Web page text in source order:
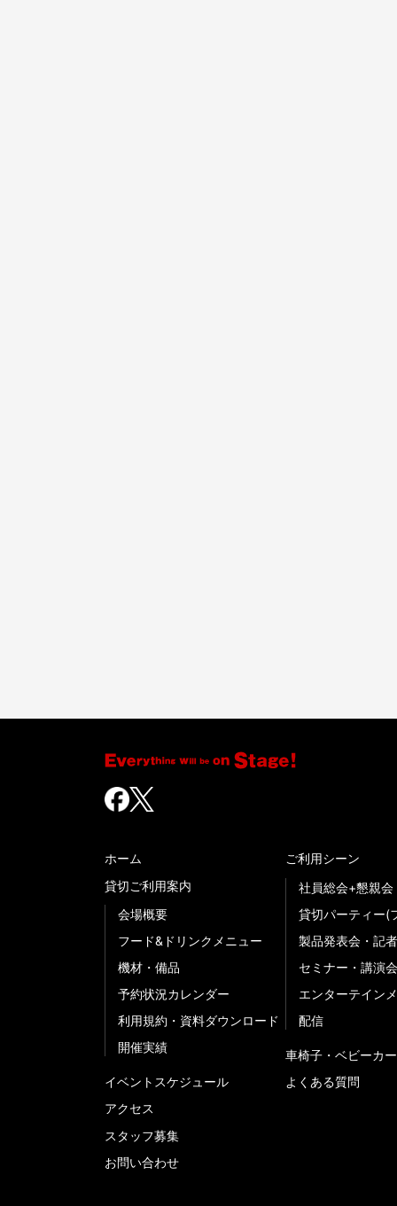
ホーム
貸切ご利用案内
会場概要
フード&ドリンクメニュー
機材・備品
予約状況カレンダー
利用規約・資料ダウンロード
開催実績
イベントスケジュール
アクセス
スタッフ募集
お問い合わせ
ご利用シーン
社員総会+懇親会
貸切パーティー(
製品発表会・記
セミナー・講演
エンターテイン
配信
車椅子・ベビーカ
よくある質問